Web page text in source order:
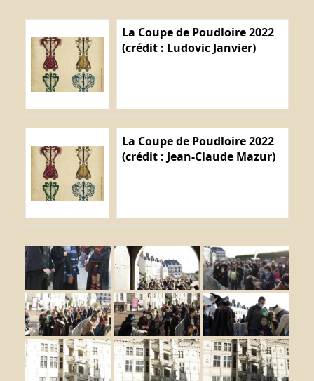
La Coupe de Poudloire 2022
(crédit : Ludovic Janvier)
La Coupe de Poudloire 2022
(crédit : Jean-Claude Mazur)